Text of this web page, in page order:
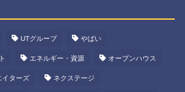
UTグループ やばい
エネルギー・資源 オープンハウス
イターズ ネクステージ